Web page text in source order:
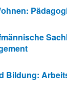
Bildung: